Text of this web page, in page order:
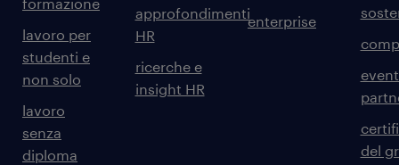
formazione
lavoro per
studenti e
non solo
lavoro
senza
diploma
approfondimenti
HR
ricerche e
insight HR
enterprise
del